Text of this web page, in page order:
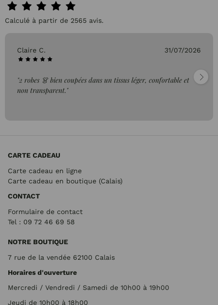
Calculé à partir de 2565 avis.
Pascale P. 26/07/2026
"très bien"
CARTE CADEAU
Carte cadeau en ligne
Carte cadeau en boutique (Calais)
CONTACT
Formulaire de contact
Tel : 09 72 46 69 58
NOTRE BOUTIQUE
7 rue de la vendée 62100 Calais
Horaires d'ouverture
Mercredi / Vendredi / Samedi de 10h00 à 19h00
Jeudi de 10h00 à 18h00